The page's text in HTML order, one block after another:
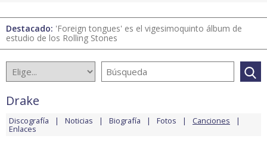
Destacado: 'Foreign tongues' es el vigesimoquinto álbum de
estudio de los Rolling Stones
Drake
Discografía Noticias Biografía Fotos Canciones
Enlaces